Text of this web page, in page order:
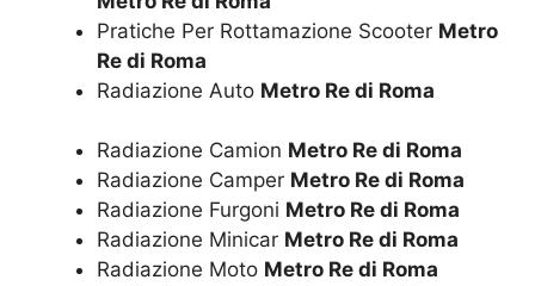
Pratiche Per Rottamazione Scooter Metro
Re di Roma
Radiazione Auto Metro Re di Roma
Radiazione Camion Metro Re di Roma
Radiazione Camper Metro Re di Roma
Radiazione Furgoni Metro Re di Roma
Radiazione Minicar Metro Re di Roma
Radiazione Moto Metro Re di Roma